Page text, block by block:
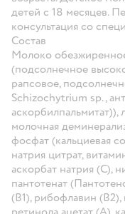
детей c 18 месяцев.
консультация со
Состав
Молоко
(подсолнечное
рапсовое,
Schizochytrium sp.,
аскорбилпальмитат)),
молочная
фосфат (кальциевая
натрия цитрат,
аскорбат натрия (С),
пантотенат
(В1), рибофлавин